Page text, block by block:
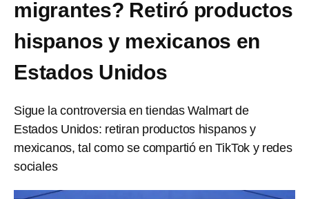
migrantes? Retiró productos
hispanos y mexicanos en
Estados Unidos
Sigue la controversia en tiendas Walmart de
Estados Unidos: retiran productos hispanos y
mexicanos, tal como se compartió en TikTok y redes
sociales